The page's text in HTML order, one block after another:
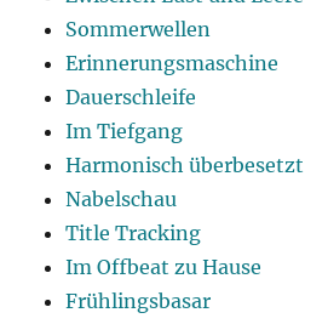
Sommerwellen
Erinnerungsmaschine
Dauerschleife
Im Tiefgang
Harmonisch überbesetzt
Nabelschau
Title Tracking
Im Offbeat zu Hause
Frühlingsbasar